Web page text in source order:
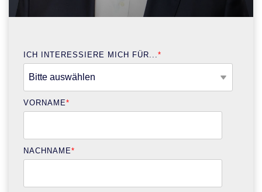
ICH INTERESSIERE MICH FÜR... *
VORNAME*
NACHNAME*